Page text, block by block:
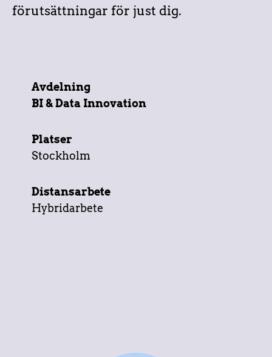
förutsättningar för just dig.
Avdelning
BI & Data Innovation
Platser
Stockholm
Distansarbete
Hybridarbete